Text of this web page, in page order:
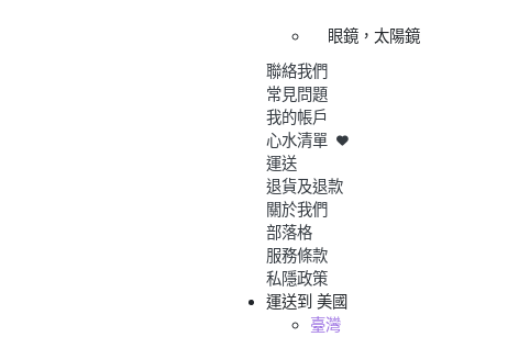
眼鏡，太陽鏡
聯絡我們
常見問題
我的帳戶
心水清單
運送
退貨及退款
關於我們
部落格
服務條款
私隱政策
運送到 美國
臺灣